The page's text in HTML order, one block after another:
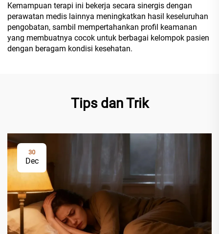
Kemampuan terapi ini bekerja secara sinergis dengan
perawatan medis lainnya meningkatkan hasil keseluruhan
pengobatan, sambil mempertahankan profil keamanan
yang membuatnya cocok untuk berbagai kelompok pasien
dengan beragam kondisi kesehatan.
Tips dan Trik
30
Dec